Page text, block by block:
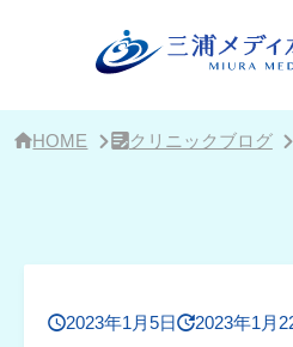
HOME クリニックブログ
2023年1月5日 2023年1月